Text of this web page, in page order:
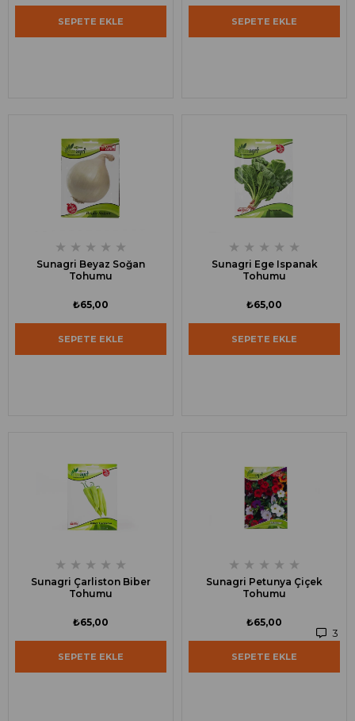
SEPETE EKLE SEPETE EKLE
★ ★ ★ ★ ★
Sunagri Beyaz Soğan
Tohumu
₺65,00
SEPETE EKLE
★ ★ ★ ★ ★
Sunagri Ege Ispanak
Tohumu
₺65,00
SEPETE EKLE
★ ★ ★ ★ ★
Sunagri Çarliston Biber
Tohumu
₺65,00
SEPETE EKLE
★ ★ ★ ★ ★
Sunagri Petunya Çiçek
Tohumu
3
₺65,00
SEPETE EKLE